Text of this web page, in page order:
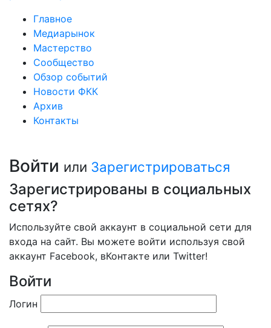
Главное
Медиарынок
Мастерство
Сообщество
Обзор событий
Новости ФКК
Архив
Контакты
Войти или Зарегистрироваться
Зарегистрированы в социальных
сетях?
Используйте свой аккаунт в социальной сети для
входа на сайт. Вы можете войти используя свой
аккаунт Facebook, вКонтакте или Twitter!
Войти
Логин